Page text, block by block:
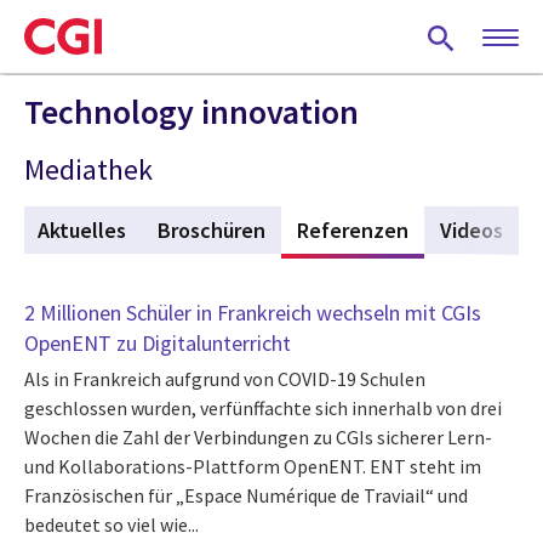
Skip
to
main
content
Technology innovation
Mediathek
Aktuelles Broschüren Referenzen (active tab)
Videos
2 Millionen Schüler in Frankreich wechseln mit CGIs
OpenENT zu Digitalunterricht
Als in Frankreich aufgrund von COVID-19 Schulen
geschlossen wurden, verfünffachte sich innerhalb von drei
Wochen die Zahl der Verbindungen zu CGIs sicherer Lern-
und Kollaborations-Plattform OpenENT. ENT steht im
Französischen für „Espace Numérique de Traviail“ und
bedeutet so viel wie...